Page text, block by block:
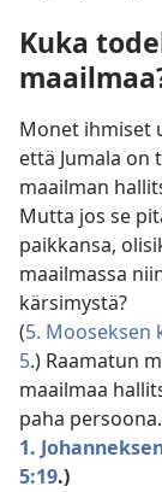
Kuka
Monet ihmiset
että Jumala on
maailman
Mutta jos se
paikkansa,
maailmassa
kärsimystä?
(5. Mooseksen
5.) Raamatun
maailmaa
paha persoona.
1.
5:19.)